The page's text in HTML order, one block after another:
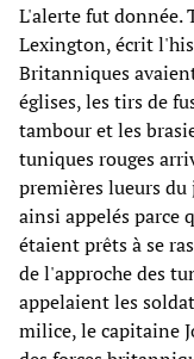
L'alerte fut donnée.
Lexington, écrit
Britanniques
églises, les tirs de
tambour et les
tuniques rouges
premières lueurs
ainsi appelés parce
étaient prêts à se
de l'approche des
appelaient les
milice, le capitaine